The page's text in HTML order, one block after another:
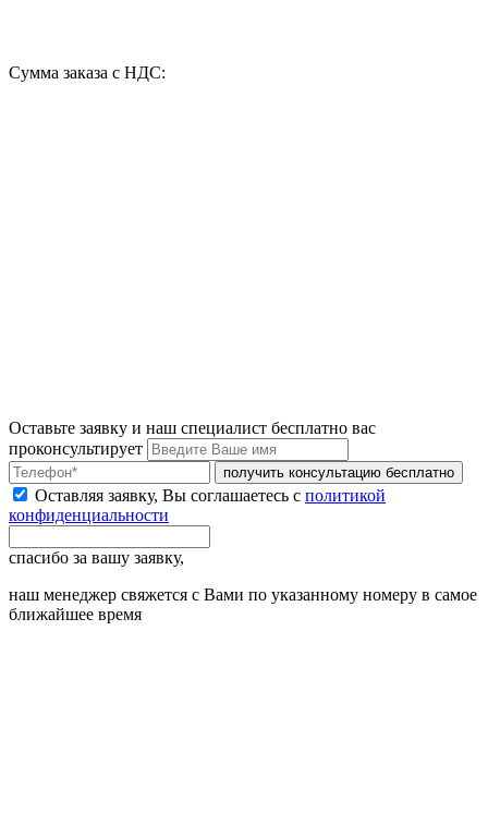
Сумма заказа с НДС:
Оставьте заявку и наш специалист бесплатно вас
проконсультирует
получить консультацию бесплатно
Оставляя заявку, Вы соглашаетесь с политикой
конфиденциальности
спасибо за вашу заявку,
наш менеджер свяжется с Вами по указанному номеру в самое
ближайшее время